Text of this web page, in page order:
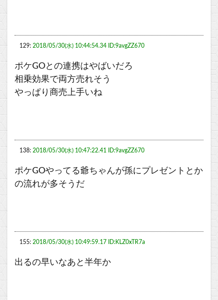
129: 2018/05/30(水) 10:44:54.34 ID:9avgZZ670
ポケGOとの連携はやばいだろ
相乗効果で両方売れそう
やっぱり商売上手いね
138: 2018/05/30(水) 10:47:22.41 ID:9avgZZ670
ポケGOやってる爺ちゃんが孫にプレゼントとか
の流れが多そうだ
155: 2018/05/30(水) 10:49:59.17 ID:KLZ0xTR7a
出るの早いなあと半年か